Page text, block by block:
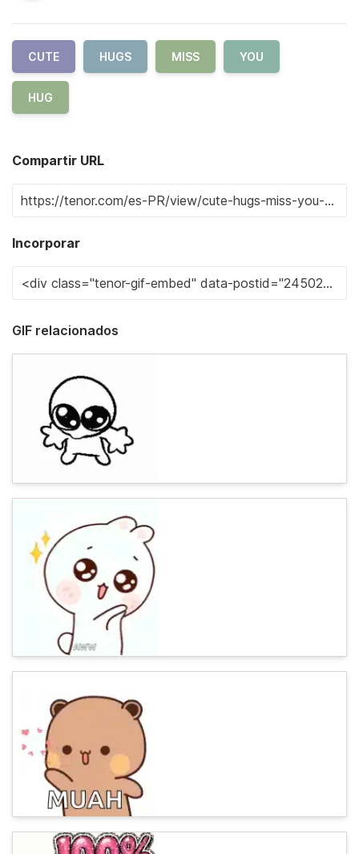
CUTE HUGS MISS YOU
HUG
Compartir URL
Incorporar
GIF relacionados